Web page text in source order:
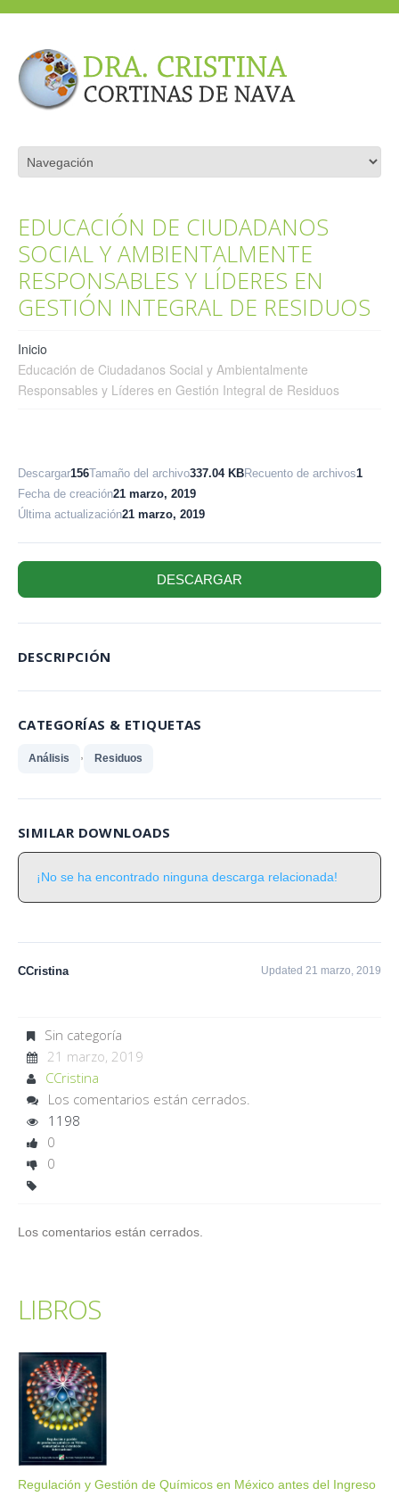
EDUCACIÓN DE CIUDADANOS
SOCIAL Y AMBIENTALMENTE
RESPONSABLES Y LÍDERES EN
GESTIÓN INTEGRAL DE RESIDUOS
Inicio
Educación de Ciudadanos Social y Ambientalmente
Responsables y Líderes en Gestión Integral de Residuos
Descargar156Tamaño del archivo337.04 KBRecuento de archivos1
Fecha de creación21 marzo, 2019
Última actualización21 marzo, 2019
DESCARGAR
DESCRIPCIÓN
CATEGORÍAS & ETIQUETAS
Análisis Residuos
SIMILAR DOWNLOADS
¡No se ha encontrado ninguna descarga relacionada!
CCristina Updated 21 marzo, 2019
Sin categoría
21 marzo, 2019
CCristina
Los comentarios están cerrados.
1198
0
0
Los comentarios están cerrados.
LIBROS
Regulación y Gestión de Químicos en México antes del Ingreso